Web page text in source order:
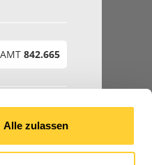
Alle zulassen
842.665